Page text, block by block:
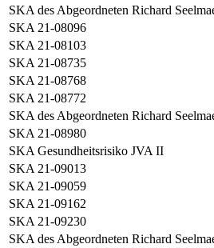
SKA des Abgeordneten Richard
SKA 21-08096
SKA 21-08103
SKA 21-08735
SKA 21-08768
SKA 21-08772
SKA des Abgeordneten Richard
SKA 21-08980
SKA Gesundheitsrisiko JVA II
SKA 21-09013
SKA 21-09059
SKA 21-09162
SKA 21-09230
SKA des Abgeordneten Richard